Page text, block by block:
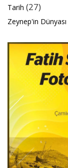
Tarih (27)
Zeynep'in Dünyası